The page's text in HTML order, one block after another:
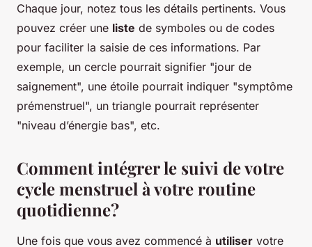
Chaque jour, notez tous les détails pertinents. Vous
pouvez créer une liste de symboles ou de codes
pour faciliter la saisie de ces informations. Par
exemple, un cercle pourrait signifier "jour de
saignement", une étoile pourrait indiquer "symptôme
prémenstruel", un triangle pourrait représenter
"niveau d’énergie bas", etc.
Comment intégrer le suivi de votre
cycle menstruel à votre routine
quotidienne?
Une fois que vous avez commencé à utiliser votre